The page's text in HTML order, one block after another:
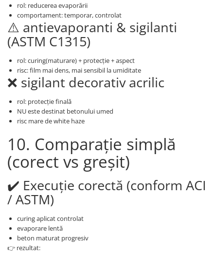
rol: reducerea evaporării
comportament: temporar, controlat
⚠️ antievaporanti & sigilanti
(ASTM C1315)
rol: curing(maturare) + protecție + aspect
risc: film mai dens, mai sensibil la umiditate
❌ sigilant decorativ acrilic
rol: protecție finală
NU este destinat betonului umed
risc mare de white haze
10. Comparație simplă
(corect vs greșit)
✔️ Execuție corectă (conform ACI
/ ASTM)
curing aplicat controlat
evaporare lentă
beton maturat progresiv
👉 rezultat: